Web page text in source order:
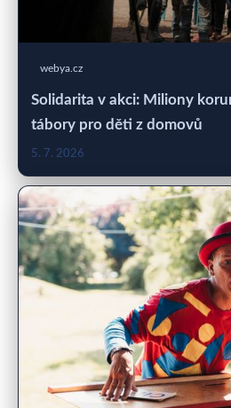
webya.cz
Solidarita v akci: Miliony
tábory pro děti z domovů
5. 7. 2026